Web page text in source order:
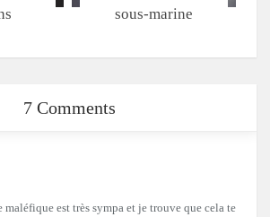
sous-marine
7 Comments
est très sympa et je trouve que cela te